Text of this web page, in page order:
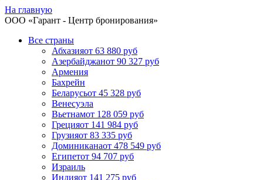
На главную
ООО «Гарант - Центр бронирования»
Все страны
Абхазияот 63 880 руб
Азербайджанот 90 327 руб
Армения
Бахрейн
Беларусьот 45 328 руб
Венесуэла
Вьетнамот 128 059 руб
Грецияот 141 984 руб
Грузияот 83 335 руб
Доминиканаот 478 549 руб
Египетот 94 707 руб
Израиль
Индияот 141 275 руб